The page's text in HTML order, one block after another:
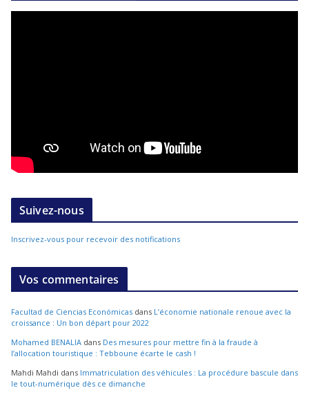
Suivez-nous
Inscrivez-vous pour recevoir des notifications
Vos commentaires
Facultad de Ciencias Económicas dans L’économie nationale renoue avec la
croissance : Un bon départ pour 2022
Mohamed BENALIA dans Des mesures pour mettre fin à la fraude à
l’allocation touristique : Tebboune écarte le cash !
Mahdi Mahdi dans Immatriculation des véhicules : La procédure bascule dans
le tout-numérique dès ce dimanche